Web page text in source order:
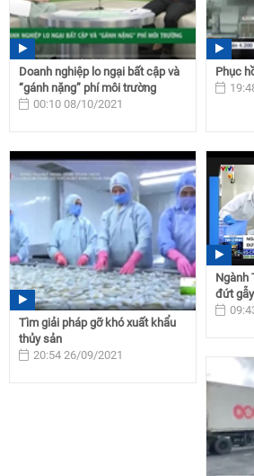
Doanh nghiệp lo ngại bất cập và
“gánh nặng” phí môi trường
00:10 08/10/2021
Phục
Tìm giải pháp gỡ khó xuất khẩu
thủy sản
20:54 26/09/2021
Ngành
đứt